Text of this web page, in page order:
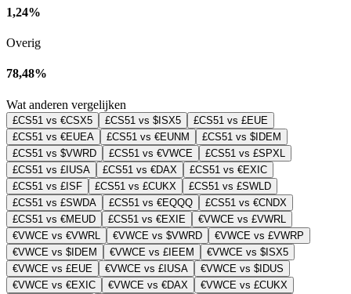
1,24%
Overig
78,48%
Wat anderen vergelijken
£CS51 vs €CSX5 £CS51 vs $ISX5
£CS51 vs £EUE
£CS51 vs €EUEA
£CS51 vs €EUNM
£CS51 vs $IDEM
£CS51 vs $VWRD
£CS51 vs €VWCE
£CS51 vs £SPXL
£CS51 vs £IUSA
£CS51 vs €DAX
£CS51 vs €EXIC
£CS51 vs £ISF
£CS51 vs £CUKX
£CS51 vs £SWLD
£CS51 vs £SWDA
£CS51 vs €EQQQ
£CS51 vs €CNDX
£CS51 vs €MEUD
£CS51 vs €EXIE
€VWCE vs £VWRL
€VWCE vs €VWRL
€VWCE vs $VWRD
€VWCE vs £VWRP
€VWCE vs $IDEM
€VWCE vs £IEEM
€VWCE vs $ISX5
€VWCE vs £EUE
€VWCE vs £IUSA
€VWCE vs $IDUS
€VWCE vs €EXIC
€VWCE vs €DAX
€VWCE vs £CUKX